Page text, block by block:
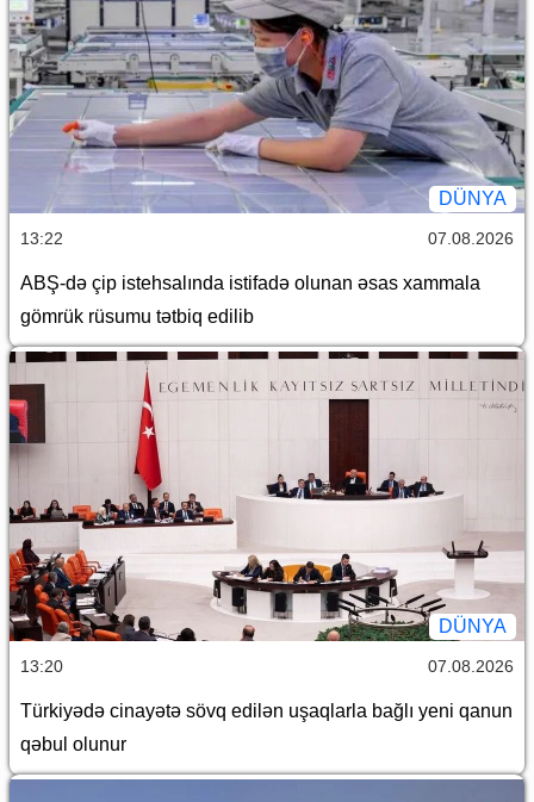
DÜNYA
13:22 07.08.2026
ABŞ-də çip istehsalında istifadə olunan əsas xammala
gömrük rüsumu tətbiq edilib
DÜNYA
13:20 07.08.2026
Türkiyədə cinayətə sövq edilən uşaqlarla bağlı yeni qanun
qəbul olunur